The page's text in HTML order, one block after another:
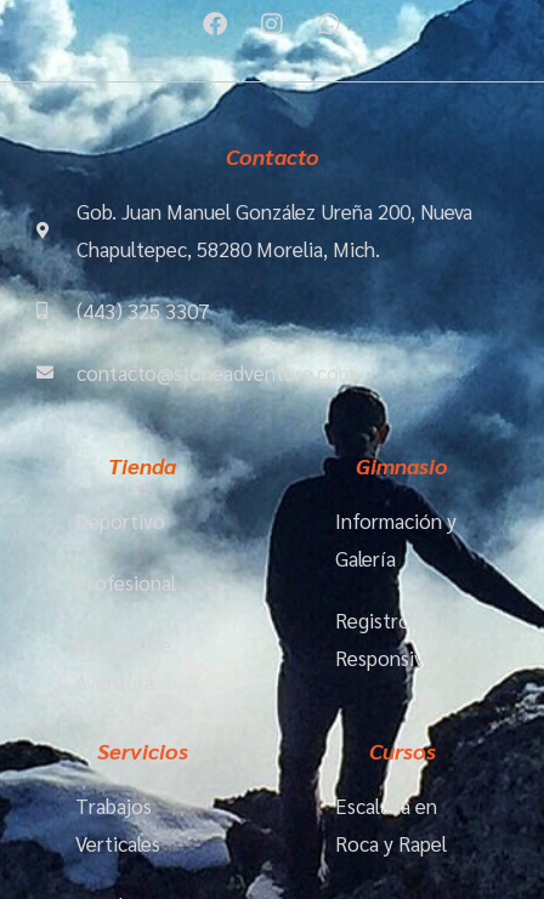
F
a
c
e
b
o
o
I
n
s
t
a
r
m
W
h
a
t
Contacto
Gob. Juan Manuel González Ureña 200, Nueva
Chapultepec, 58280 Morelia, Mich.
(443) 325 3307
contacto@stoneadventure.com
Tienda
Deportivo
Profesional
Gimnasio
Información y
Galería
Registro
Responsiva
Servicios
Trabajos
Verticales
Cursos
Escalada en
Roca y Rapel